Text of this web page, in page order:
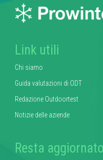
Link utili
Chi siamo
Guida valutazioni di ODT
Redazione Outdoortest
Notizie delle aziende
Resta aggiornato